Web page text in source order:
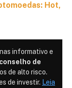
Hot,
informativo e
de
de alto risco.
de investir. Leia